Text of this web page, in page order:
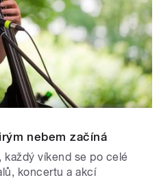
nebem začíná
každý víkend se po celé
koncertu a akcí